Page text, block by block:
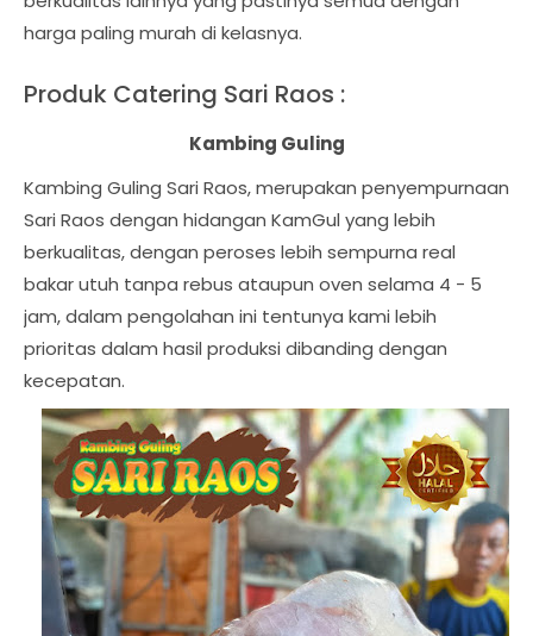
harga paling murah di kelasnya.
Produk Catering Sari Raos :
Kambing Guling
Kambing Guling Sari Raos, merupakan penyempurnaan
Sari Raos dengan hidangan KamGul yang lebih
berkualitas, dengan peroses lebih sempurna real
bakar utuh tanpa rebus ataupun oven selama 4 - 5
jam, dalam pengolahan ini tentunya kami lebih
prioritas dalam hasil produksi dibanding dengan
kecepatan.